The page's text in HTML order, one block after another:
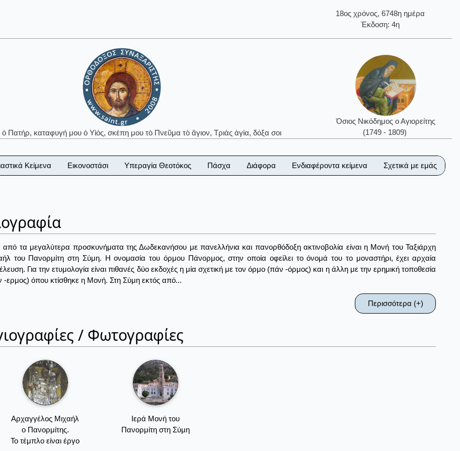
18ος χρόνος, 6748η ημέρα
Έκδοση: 4η
Πατήρ, καταφυγή μου ὁ Υἱός, σκέπη μου τὸ Πνεῦμα τὸ ἅγιον, Τριὰς ἁγία, δόξα σοι
Όσιος Νικόδημος ο Αγιορείτης
(1749 - 1809)
Κείμενα Εικονοστάσι Υπεραγία Θεοτόκος Πάσχα Διάφορα Ενδιαφέροντα κείμενα Σχετικά με εμάς
τα μεγαλύτερα προσκυνήματα της Δωδεκανήσου με πανελλήνια και πανορθόδοξη ακτινοβολία είναι η Μονή του Ταξιάρχη
του Πανορμίτη στη Σύμη. Η ονομασία του όρμου Πάνορμος, στην οποία οφείλει το όνομά του το μοναστήρι, έχει αρχαία
Για την ετυμολογία είναι πιθανές δύο εκδοχές η μία σχετική με τον όρμο (πάν -όρμος) και η άλλη με την ερημική τοποθεσία
-ερμος) όπου κτίσθηκε η Μονή. Στη Σύμη εκτός από...
Περισσότερα (+)
/ Φωτογραφίες
Αρχαγγέλος Μιχαήλ
ο Πανορμίτης.
Το τέμπλο είναι έργο
Ιερά Μονή του
Πανορμίτη στη Σύμη